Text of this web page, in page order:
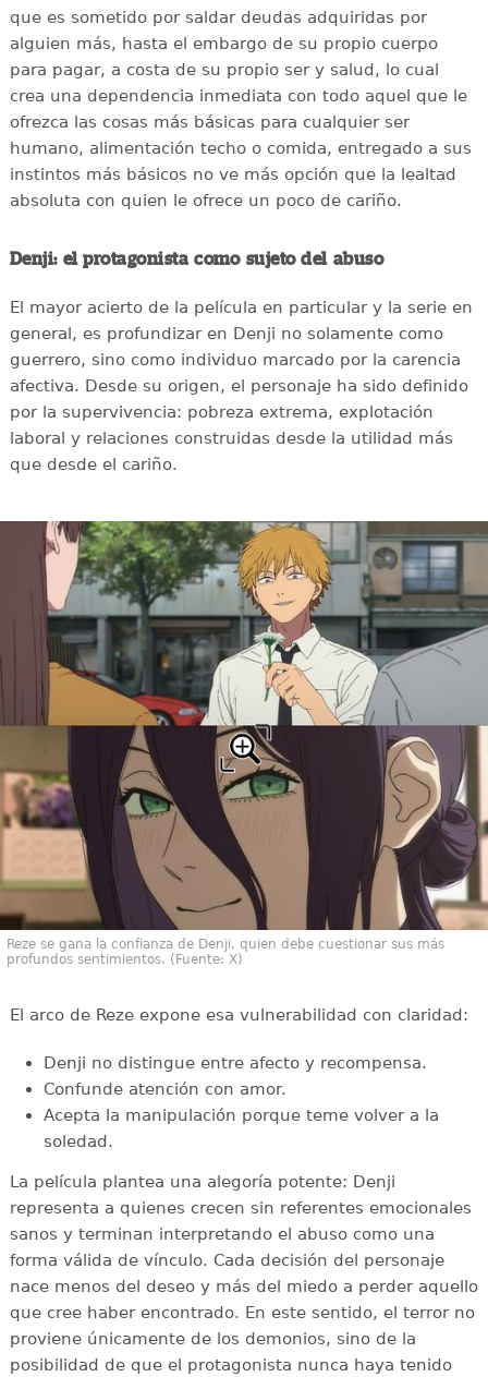
que es sometido por saldar deudas adquiridas por
alguien más, hasta el embargo de su propio cuerpo
para pagar, a costa de su propio ser y salud, lo cual
crea una dependencia inmediata con todo aquel que le
ofrezca las cosas más básicas para cualquier ser
humano, alimentación techo o comida, entregado a sus
instintos más básicos no ve más opción que la lealtad
absoluta con quien le ofrece un poco de cariño.
Denji: el protagonista como sujeto del abuso
El mayor acierto de la película en particular y la serie en
general, es profundizar en Denji no solamente como
guerrero, sino como individuo marcado por la carencia
afectiva. Desde su origen, el personaje ha sido definido
por la supervivencia: pobreza extrema, explotación
laboral y relaciones construidas desde la utilidad más
que desde el cariño.
Reze se gana la confianza de Denji, quien debe cuestionar sus más
profundos sentimientos. (Fuente: X)
El arco de Reze expone esa vulnerabilidad con claridad:
Denji no distingue entre afecto y recompensa.
Confunde atención con amor.
Acepta la manipulación porque teme volver a la
soledad.
La película plantea una alegoría potente: Denji
representa a quienes crecen sin referentes emocionales
sanos y terminan interpretando el abuso como una
forma válida de vínculo. Cada decisión del personaje
nace menos del deseo y más del miedo a perder aquello
que cree haber encontrado. En este sentido, el terror no
proviene únicamente de los demonios, sino de la
posibilidad de que el protagonista nunca haya tenido